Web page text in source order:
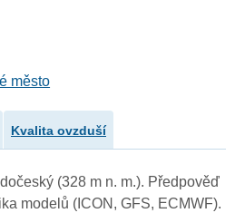
město
Kvalita ovzduší
(328 m n. m.). Předpověď
modelů (ICON, GFS, ECMWF).